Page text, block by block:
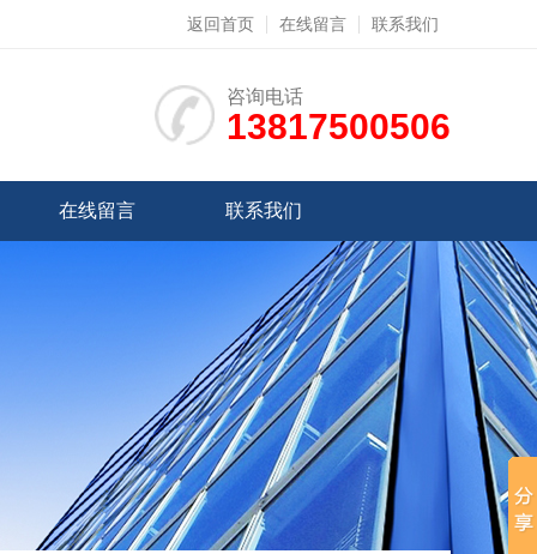
返回首页 在线留言 联系我们
咨询电话
13817500506
在线留言 联系我们